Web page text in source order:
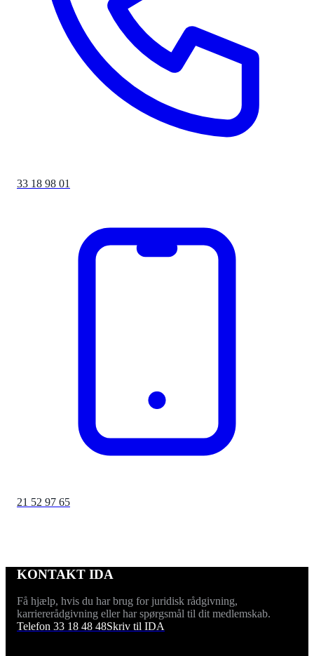
33 18 98 01
21 52 97 65
KONTAKT IDA
Få hjælp, hvis du har brug for juridisk rådgivning,
karriererådgivning eller har spørgsmål til dit medlemskab.
Telefon 33 18 48 48Skriv til IDA